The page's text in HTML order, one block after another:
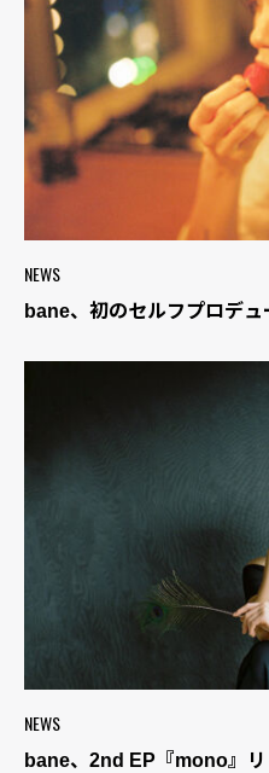
NEWS
bane、初のセルフプロデ
NEWS
bane、2nd EP『mono』